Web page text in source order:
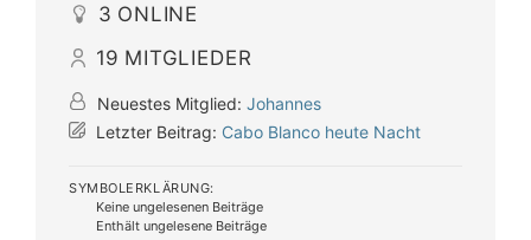
3 ONLINE
19 MITGLIEDER
Neuestes Mitglied: Johannes
Letzter Beitrag: Cabo Blanco heute Nacht
SYMBOLERKLÄRUNG:
Keine ungelesenen Beiträge
Enthält ungelesene Beiträge